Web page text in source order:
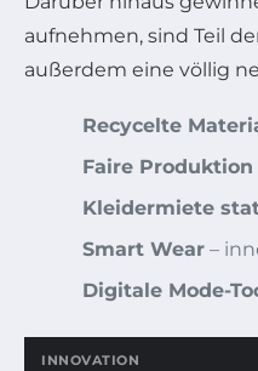
aufnehmen, sind Teil
außerdem eine völlig
Recycelte
Faire Produktion
Kleidermiete
Smart Wear –
Digitale Mode-
INNOVATION